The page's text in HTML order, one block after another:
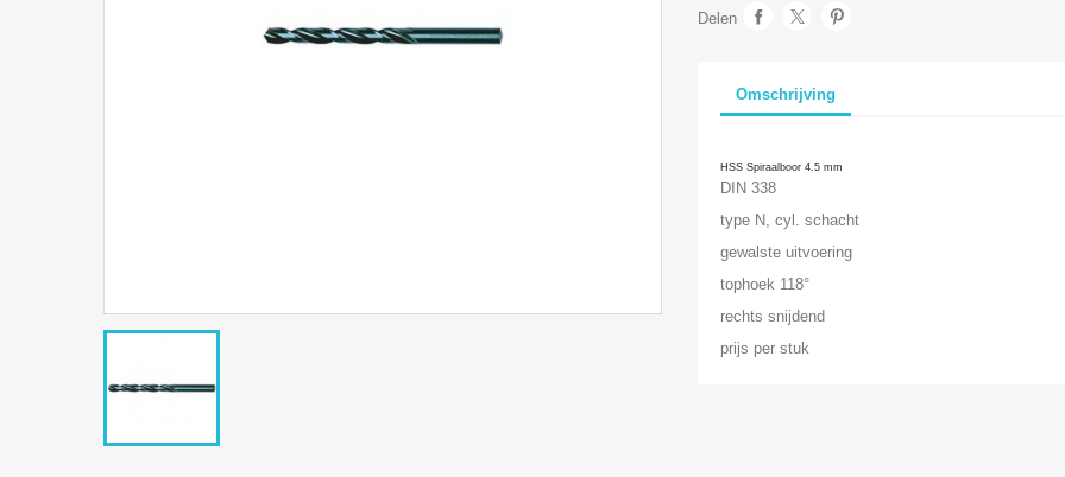
Delen
Omschrijving
HSS Spiraalboor 4.5 mm
DIN 338
type N, cyl. schacht
gewalste uitvoering
tophoek 118°
rechts snijdend
prijs per stuk